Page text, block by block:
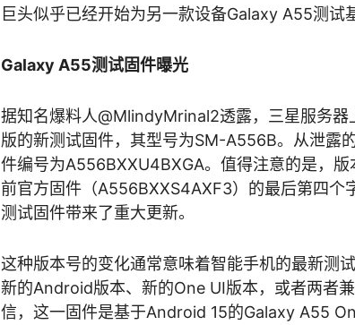
巨头似乎已经开始为另一款设备Galaxy A55测试
​Galaxy A55测试固件曝光
据知名爆料人@MlindyMrinal2透露，三星服务器
版的新测试固件，其型号为SM-A556B。从泄露
件编号为A556BXXU4BXGA。值得注意的是，版
前官方固件（A556BXXS4AXF3）的最后第四个
测试固件带来了重大更新。
这种版本号的变化通常意味着智能手机的最新测
新的Android版本、新的One UI版本，或者两者
信，这一固件是基于Android 15的Galaxy A55